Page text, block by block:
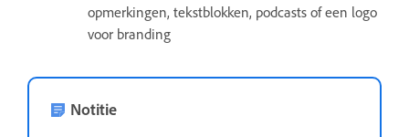
opmerkingen, tekstblokken, podcasts of een logo
voor branding
Notitie